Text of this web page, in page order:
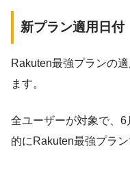
新プラン適用日付
Rakuten最強プランの
ます。
全ユーザーが対象で、
的にRakuten最強プラン